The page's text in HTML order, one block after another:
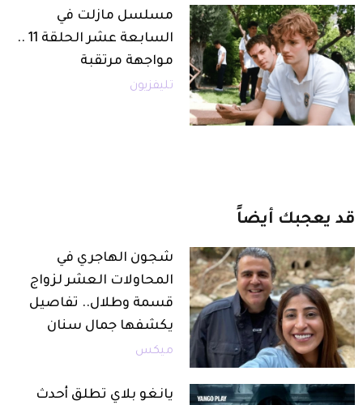
مسلسل مازلت في
السابعة عشر الحلقة 11 ..
مواجهة مرتقبة
تليفزيون
قد يعجبك أيضاً
شجون الهاجري في
المحاولات العشر لزواج
قسمة وطلال.. تفاصيل
يكشفها جمال سنان
ميكس
يانغو بلاي تطلق أحدث